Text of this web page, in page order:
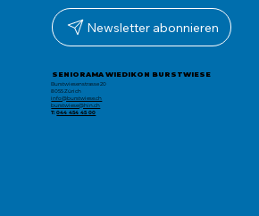
Newsletter abonnieren
SENIORAMA WIEDIKON BURSTWIESE
Burstwiesenstrasse 20
8055 Zürich
info@burstwiese.ch
burstwiese@hin.ch
T:044 454 45 00